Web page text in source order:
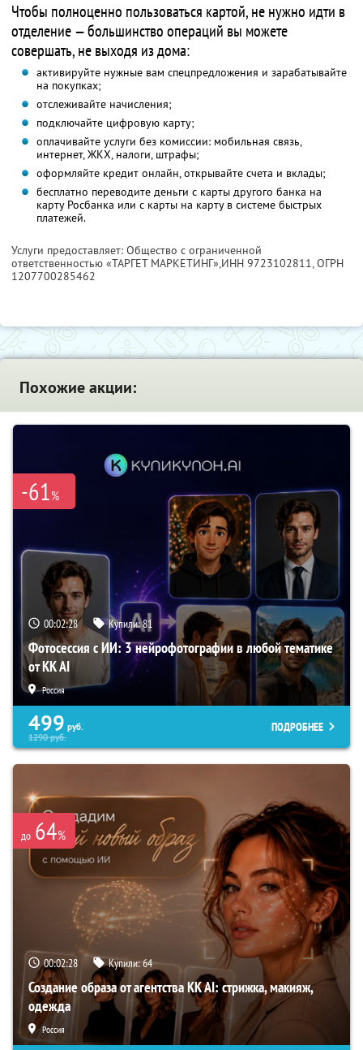
Чтобы полноценно пользоваться картой, не нужно идти в
отделение — большинство операций вы можете
совершать, не выходя из дома:
активируйте нужные вам спецпредложения и зарабатывайте
на покупках;
отслеживайте начисления;
подключайте цифровую карту;
оплачивайте услуги без комиссии: мобильная связь,
интернет, ЖКХ, налоги, штрафы;
оформляйте кредит онлайн, открывайте счета и вклады;
бесплатно переводите деньги с карты другого банка на
карту Росбанка или с карты на карту в системе быстрых
платежей.
Услуги предоставляет: Общество с ограниченной
ответственностью «ТАРГЕТ МАРКЕТИНГ»,ИНН 9723102811, ОГРН
1207700285462
Похожие акции:
-61%
00:02:27 Купили:81
Фотосессия с ИИ: 3 нейрофотографии в любой тематике
от KK AI
Россия
499 руб.
1290руб.
ПОДРОБНЕЕ
до 64%
00:02:27 Купили:64
Создание образа от агентства KK AI: стрижка, макияж,
одежда
Россия